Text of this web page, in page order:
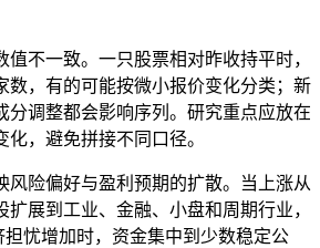
不一致。一只股票相对昨收持平时，
数，有的可能按微小报价变化分类；新
分调整都会影响序列。研究重点应放在
化，避免拼接不同口径。
风险偏好与盈利预期的扩散。当上涨从
扩展到工业、金融、小盘和周期行业，
忧增加时，资金集中到少数稳定公